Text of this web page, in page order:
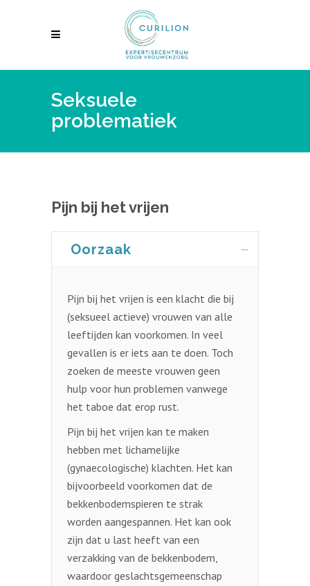
Seksuele
problematiek
Pijn bij het vrijen
Oorzaak
Pijn bij het vrijen is een klacht die bij
(seksueel actieve) vrouwen van alle
leeftijden kan voorkomen. In veel
gevallen is er iets aan te doen. Toch
zoeken de meeste vrouwen geen
hulp voor hun problemen vanwege
het taboe dat erop rust.
Pijn bij het vrijen kan te maken
hebben met lichamelijke
(gynaecologische) klachten. Het kan
bijvoorbeeld voorkomen dat de
bekkenbodemspieren te strak
worden aangespannen. Het kan ook
zijn dat u last heeft van een
verzakking van de bekkenbodem,
waardoor geslachtsgemeenschap